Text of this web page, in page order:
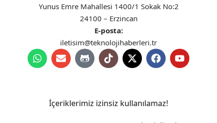
Yunus Emre Mahallesi 1400/1 Sokak No:2
24100 – Erzincan
E-posta:
iletisim@teknolojihaberleri.tr
İçeriklerimiz izinsiz kullanılamaz!